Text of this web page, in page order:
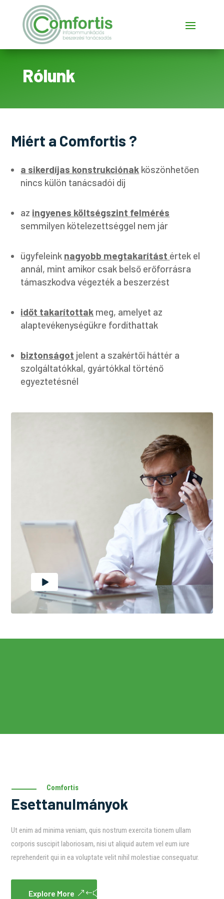
Rólunk
Miért a Comfortis ?
a sikerdíjas konstrukciónak köszönhetően
nincs külön tanácsadói díj
az ingyenes költségszint felmérés
semmilyen kötelezettséggel nem jár
ügyfeleink nagyobb megtakarítást értek el
annál, mint amikor csak belső erőforrásra
támaszkodva végezték a beszerzést
időt takarítottak meg, amelyet az
alaptevékenységükre fordíthattak
biztonságot jelent a szakértői háttér a
szolgáltatókkal, gyártókkal történő
egyeztetésnél
Comfortis
Esettanulmányok
Ut enim ad minima veniam, quis nostrum exercita tionem ullam
corporis suscipit laboriosam, nisi ut aliquid autem vel eum iure
reprehenderit qui in ea voluptate velit nihil molestiae consequatur.
Explore More